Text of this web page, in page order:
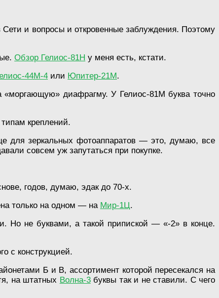
и вопросы и откровенные заблуждения. Поэтому
Обзор Гелиос-81Н у меня есть, кстати.
44М-4 или Юпитер-21М.
«моргающую» диафрагму. У Гелиос-81М буква точно
креплений.
для зеркальных фотоаппаратов — это, думаю, все
совсем уж запутаться при покупке.
годов, думаю, эдак до 70-х.
только на одном — на Мир-1Ц.
Но не буквами, а такой припиской — «-2» в конце.
с конструкцией.
Б и В, ассортимент которой пересекался на
на штатных Волна-3буквы так и не ставили. С чего